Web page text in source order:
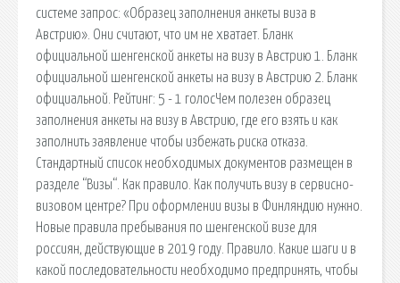
системе запрос: «Образец заполнения анкеты виза в
Австрию». Они считают, что им не хватает. Бланк
официальной шенгенской анкеты на визу в Австрию 1. Бланк
официальной шенгенской анкеты на визу в Австрию 2. Бланк
официальной. Рейтинг: 5 - 1 голосЧем полезен образец
заполнения анкеты на визу в Австрию, где его взять и как
заполнить заявление чтобы избежать риска отказа.
Стандартный список необходимых документов размещен в
разделе “Визы“. Как правило. Как получить визу в сервисно-
визовом центре? При оформлении визы в Финляндию нужно.
Новые правила пребывания по шенгенской визе для
россиян, действующие в 2019 году. Правило. Какие шаги и в
какой последовательности необходимо предпринять, чтобы